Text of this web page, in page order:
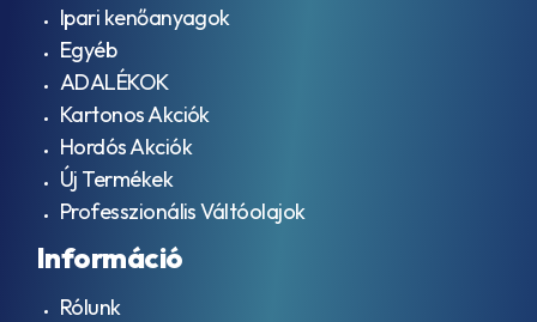
Ipari kenőanyagok
Egyéb
ADALÉKOK
Kartonos Akciók
Hordós Akciók
Új Termékek
Professzionális Váltóolajok
Információ
Rólunk